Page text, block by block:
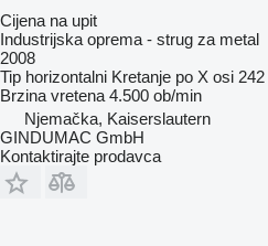
Cijena na upit
Industrijska oprema - strug za metal
2008
Tip horizontalni Kretanje po X osi
Brzina vretena 4.500 ob/min
Njemačka, Kaiserslautern
GINDUMAC GmbH
Kontaktirajte prodavca